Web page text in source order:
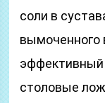
соли в
вымоченного
эффективный
столовые